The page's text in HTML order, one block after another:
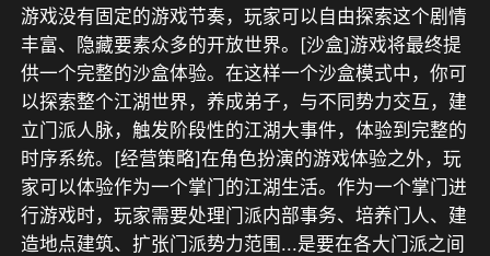
游戏没有固定的游戏节奏，玩家可以自由探索这个剧情
丰富、隐藏要素众多的开放世界。[沙盒]游戏将最终提
供一个完整的沙盒体验。在这样一个沙盒模式中，你可
以探索整个江湖世界，养成弟子，与不同势力交互，建
立门派人脉，触发阶段性的江湖大事件，体验到完整的
时序系统。[经营策略]在角色扮演的游戏体验之外，玩
家可以体验作为一个掌门的江湖生活。作为一个掌门进
行游戏时，玩家需要处理门派内部事务、培养门人、建
造地点建筑、扩张门派势力范围...是要在各大门派之间